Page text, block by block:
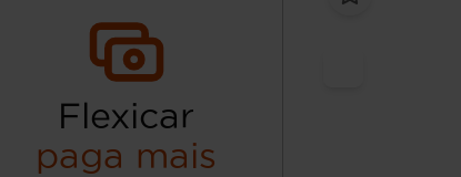
Flexicar
paga mais